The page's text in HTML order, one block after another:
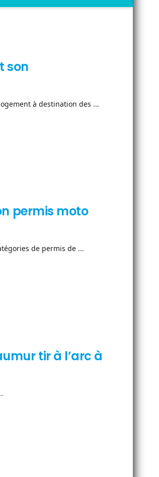
son
à destination des ...
permis moto
de permis de ...
tir à l’arc à